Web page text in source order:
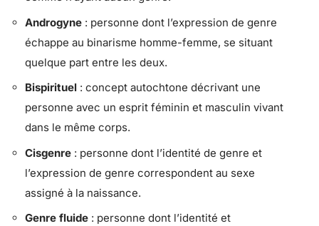
Androgyne : personne dont l’expression de genre
échappe au binarisme homme-femme, se situant
quelque part entre les deux.
Bispirituel : concept autochtone décrivant une
personne avec un esprit féminin et masculin vivant
dans le même corps.
Cisgenre : personne dont l’identité de genre et
l’expression de genre correspondent au sexe
assigné à la naissance.
Genre fluide : personne dont l’identité et